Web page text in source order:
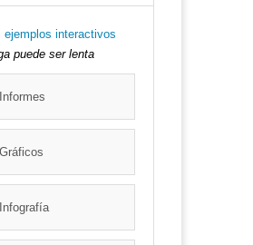
ejemplos interactivos
puede ser lenta
Informes
Gráficos
Infografía